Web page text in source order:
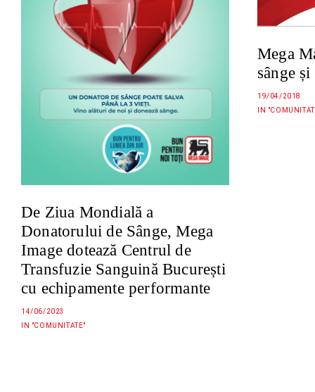
De Ziua Mondială a
Donatorului de Sânge, Mega
Image dotează Centrul de
Transfuzie Sanguină București
cu echipamente performante
14/06/2023
IN "COMUNITATE"
Mega
sânge
19/04/2018
IN